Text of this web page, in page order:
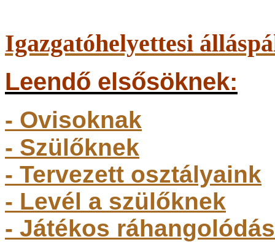
Igazgatóhelyettesi
Leendő elsősöknek:
- Ovisoknak
- Szülőknek
- Tervezett osztályaink
- Levél a szülőknek
- Játékos ráhangolódás